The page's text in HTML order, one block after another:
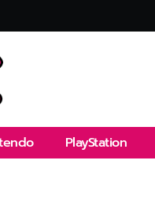
PlayStation